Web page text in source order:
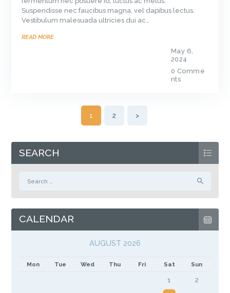
Suspendisse nec faucibus magna, vel dapibus lectus.
Vestibulum malesuada ultricies dui ac…
READ MORE
May 6,
2024
0 Comme
nts
PAGINATION
PAGE
1 PAGE
2 >
SEARCH
CALENDAR
AUGUST 2026
Mon Tue Wed Thu Fri Sat Sun
1
2